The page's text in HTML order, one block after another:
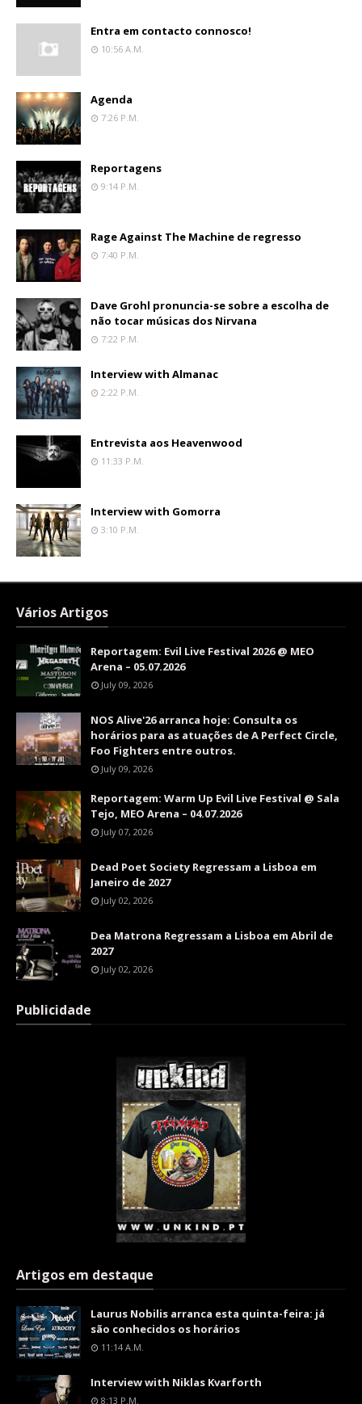
Entra em contacto connosco!
10:56 A.m.
Agenda
7:26 P.m.
Reportagens
9:14 P.m.
Rage Against The Machine de regresso
7:40 P.m.
Dave Grohl pronuncia-se sobre a escolha de
não tocar músicas dos Nirvana
7:22 P.m.
Interview with Almanac
2:22 P.m.
Entrevista aos Heavenwood
11:33 P.m.
Interview with Gomorra
3:10 P.m.
Vários Artigos
Reportagem: Evil Live Festival 2026 @ MEO
Arena – 05.07.2026
July 09, 2026
NOS Alive'26 arranca hoje: Consulta os
horários para as atuações de A Perfect Circle,
Foo Fighters entre outros.
July 09, 2026
Reportagem: Warm Up Evil Live Festival @ Sala
Tejo, MEO Arena – 04.07.2026
July 07, 2026
Dead Poet Society Regressam a Lisboa em
Janeiro de 2027
July 02, 2026
Dea Matrona Regressam a Lisboa em Abril de
2027
July 02, 2026
Publicidade
Artigos em destaque
Laurus Nobilis arranca esta quinta-feira: já
são conhecidos os horários
11:14 A.m.
Interview with Niklas Kvarforth
8:13 P.m.